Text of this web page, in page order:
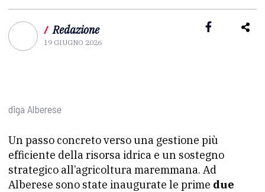
/ Redazione
19 GIUGNO 2026
diga Alberese
Un passo concreto verso una gestione più
efficiente della risorsa idrica e un sostegno
strategico all’agricoltura maremmana. Ad
Alberese sono state inaugurate le prime due